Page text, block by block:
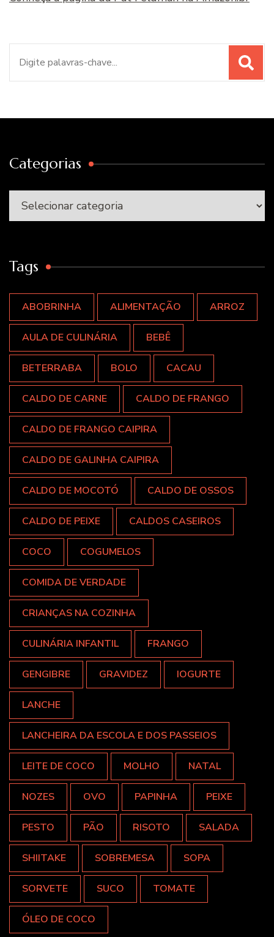
Categorias
Categorias
Tags
ABOBRINHA ALIMENTAÇÃO ARROZ
AULA DE CULINÁRIA BEBÊ
BETERRABA BOLO CACAU
CALDO DE CARNE CALDO DE FRANGO
CALDO DE FRANGO CAIPIRA
CALDO DE GALINHA CAIPIRA
CALDO DE MOCOTÓ CALDO DE OSSOS
CALDO DE PEIXE CALDOS CASEIROS
COCO COGUMELOS
COMIDA DE VERDADE
CRIANÇAS NA COZINHA
CULINÁRIA INFANTIL FRANGO
GENGIBRE GRAVIDEZ IOGURTE
LANCHE
LANCHEIRA DA ESCOLA E DOS PASSEIOS
LEITE DE COCO MOLHO NATAL
NOZES OVO PAPINHA PEIXE
PESTO PÃO RISOTO SALADA
SHIITAKE SOBREMESA SOPA
SORVETE SUCO TOMATE
ÓLEO DE COCO